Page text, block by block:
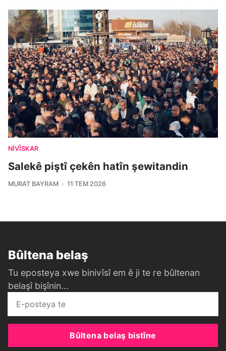
NIVÎSKAR
Salekê piştî çekên hatîn şewitandin
MURAT BAYRAM 11 TEM 2026
Bûltena belaş
Tu eposteya xwe binivîsî em ê ji te re bûltenan
belaşî bişînin...
Bûltena belaş bistîne